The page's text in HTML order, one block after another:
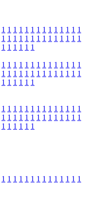
1 1 1 1 1 1 1 1 1 1 1 1 1 1
1 1 1 1 1 1 1 1 1 1 1 1 1 1
1 1 1 1 1 1
1 1 1 1 1 1 1 1 1 1 1 1 1 1
1 1 1 1 1 1 1 1 1 1 1 1 1 1
1 1 1 1 1 1
1 1 1 1 1 1 1 1 1 1 1 1 1 1
1 1 1 1 1 1 1 1 1 1 1 1 1 1
1 1 1 1 1 1
1 1 1 1 1 1 1 1 1 1 1 1 1 1